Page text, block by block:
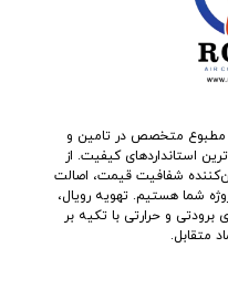
مطبوع متخصص در تامین و
استانداردهای کیفیت. از
شفافیت قیمت، اصالت
شما هستیم. تهویه رویال،
و حرارتی با تکیه بر
متقابل.